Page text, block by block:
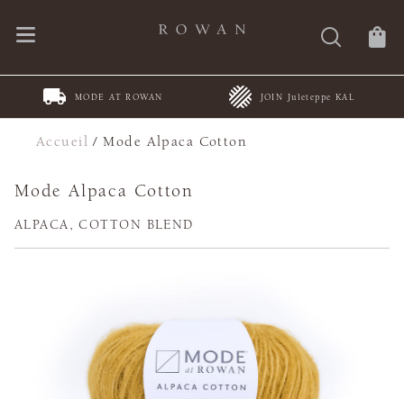
MODE AT ROWAN JOIN Juleteppe KAL
Accueil /Mode Alpaca Cotton
Mode Alpaca Cotton
ALPACA, COTTON BLEND